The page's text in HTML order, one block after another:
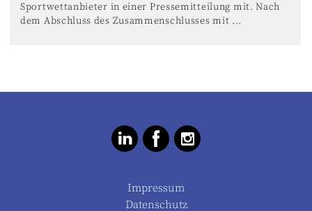
Sportwettanbieter in einer Pressemitteilung mit. Nach
dem Abschluss des Zusammenschlusses mit ...
Impressum
Datenschutz